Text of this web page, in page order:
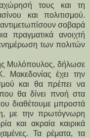
τους και τη
και πολιτισμού.
σοβαρά
πραγματικά ανοιχτή
των πολιτών
Μυλόπουλος, δήλωσε
Μακεδονίας έχει την
και θα πρέπει να
θα δίνει πνοή στα
διαθέτουμε μπροστά
με την πρωτόγνωρη
και ακραία καιρικά
Τα ρέματα, τα